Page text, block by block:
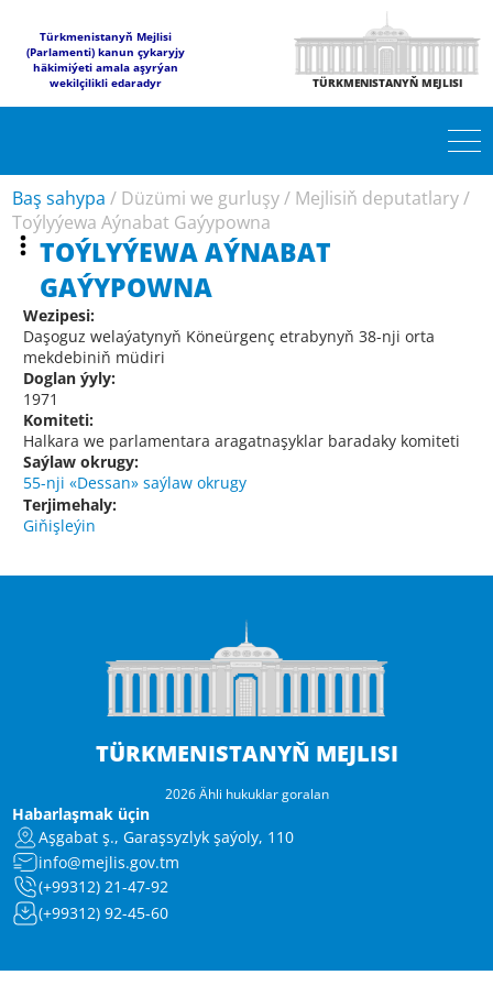
Türkmenistanyň Mejlisi
(Parlamenti) kanun çykaryjy
häkimiýeti amala aşyrýan
wekilçilikli edaradyr
TÜRKMENISTANYŇ MEJLISI
Baş sahypa / Düzümi we gurluşy/ Mejlisiň deputatlary/
Toýlyýewa Aýnabat Gaýypowna
TOÝLYÝEWA AÝNABAT
GAÝYPOWNA
Wezipesi:
Daşoguz welaýatynyň Köneürgenç etrabynyň 38-nji orta
mekdebiniň müdiri
Doglan ýyly:
1971
Komiteti:
Halkara we parlamentara aragatnaşyklar baradaky komiteti
Saýlaw okrugy:
55-nji «Dessan» saýlaw okrugy
Terjimehaly:
Giňişleýin
TÜRKMENISTANYŇ MEJLISI
2026 Ähli hukuklar goralan
Habarlaşmak üçin
Aşgabat ş., Garaşsyzlyk şaýoly, 110
info@mejlis.gov.tm
(+99312) 21-47-92
(+99312) 92-45-60